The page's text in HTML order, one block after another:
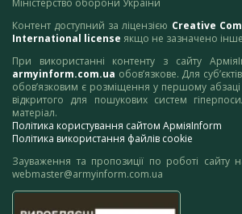
Міністерство оборони України
Контент доступний за ліцензією Creative
International license якщо не зазначено
При використанні контенту з сайту
armyinform.com.ua обов’язкове. Для
обов’язковим є розміщення у першому
відкритого для пошукових систем
матеріал.
Політика користування сайтом АрміяInform
Політика використання файлів cookie
Зауваження та пропозиції по роботі сайту
webmaster@armyinform.com.ua